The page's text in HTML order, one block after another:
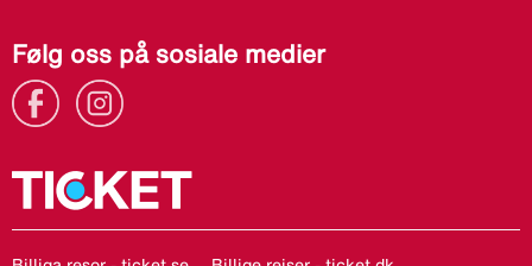
Følg oss på sosiale medier